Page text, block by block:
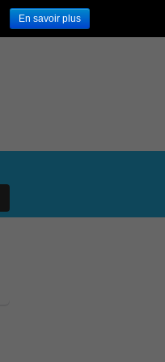
En savoir plus